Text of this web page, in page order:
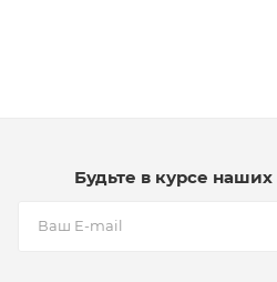
Будьте в курсе